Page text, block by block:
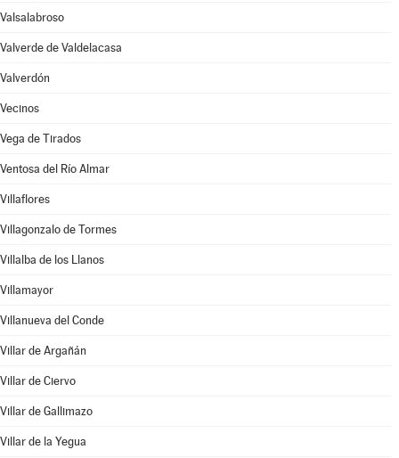
Valsalabroso
Valverde de Valdelacasa
Valverdón
Vecinos
Vega de Tirados
Ventosa del Río Almar
Villaflores
Villagonzalo de Tormes
Villalba de los Llanos
Villamayor
Villanueva del Conde
Villar de Argañán
Villar de Ciervo
Villar de Gallimazo
Villar de la Yegua